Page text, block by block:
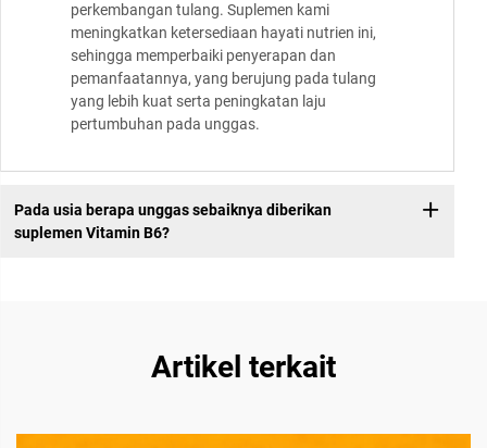
perkembangan tulang. Suplemen kami
meningkatkan ketersediaan hayati nutrien ini,
sehingga memperbaiki penyerapan dan
pemanfaatannya, yang berujung pada tulang
yang lebih kuat serta peningkatan laju
pertumbuhan pada unggas.
Pada usia berapa unggas sebaiknya diberikan
suplemen Vitamin B6?
Artikel terkait